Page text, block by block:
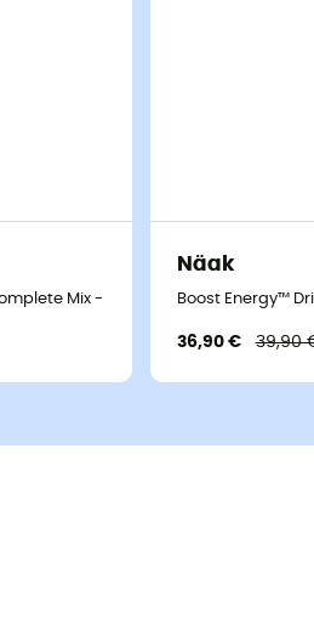
Mix - Boisson énergétique
Näak
Boost Energy™
36,90 € 39,90